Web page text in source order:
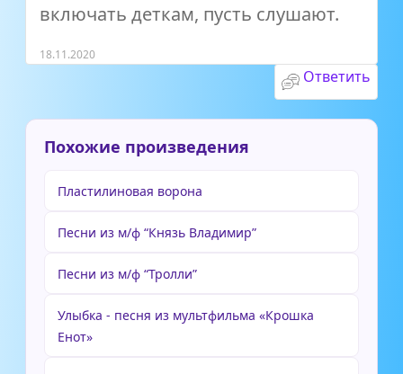
включать деткам, пусть слушают.
18.11.2020
Ответить
Похожие произведения
Пластилиновая ворона
Песни из м/ф “Князь Владимир”
Песни из м/ф “Тролли”
Улыбка - песня из мультфильма «Крошка
Енот»